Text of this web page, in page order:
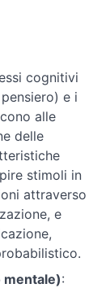
cognitivi
e i
alle
delle
stimoli in
attraverso
e
: